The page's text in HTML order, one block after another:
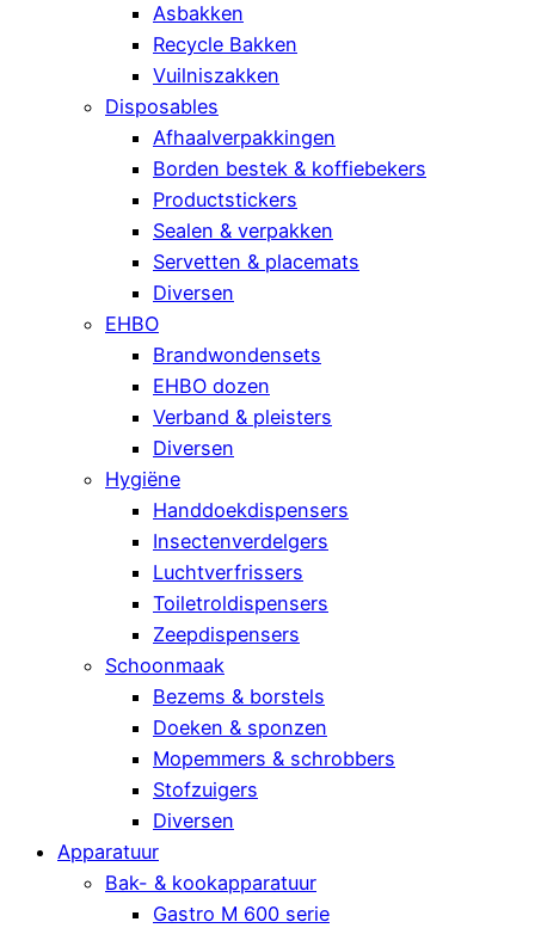
Asbakken
Recycle Bakken
Vuilniszakken
Disposables
Afhaalverpakkingen
Borden bestek & koffiebekers
Productstickers
Sealen & verpakken
Servetten & placemats
Diversen
EHBO
Brandwondensets
EHBO dozen
Verband & pleisters
Diversen
Hygiëne
Handdoekdispensers
Insectenverdelgers
Luchtverfrissers
Toiletroldispensers
Zeepdispensers
Schoonmaak
Bezems & borstels
Doeken & sponzen
Mopemmers & schrobbers
Stofzuigers
Diversen
Apparatuur
Bak- & kookapparatuur
Gastro M 600 serie